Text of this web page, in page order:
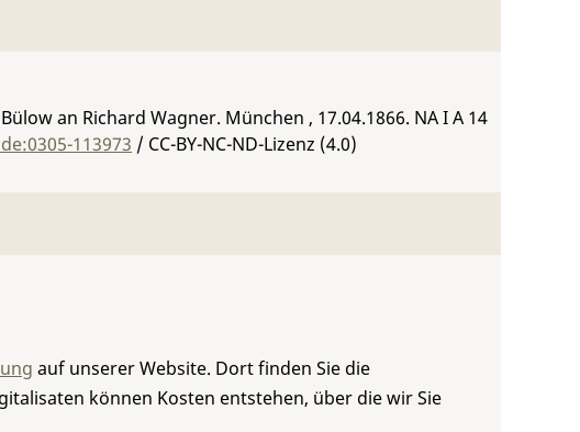
an Richard Wagner. München , 17.04.1866. NA I A 14
113973 / CC-BY-NC-ND-Lizenz (4.0)
auf unserer Website. Dort finden Sie die
können Kosten entstehen, über die wir Sie